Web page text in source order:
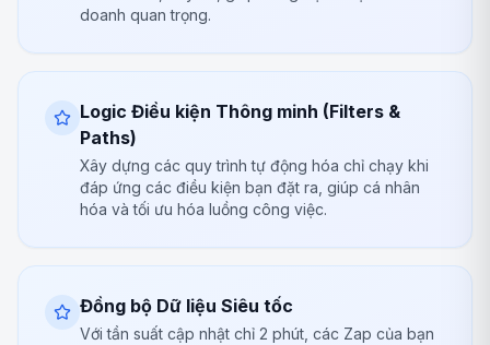
doanh quan trọng.
Logic Điều kiện Thông minh (Filters &
Paths)
Xây dựng các quy trình tự động hóa chỉ chạy khi
đáp ứng các điều kiện bạn đặt ra, giúp cá nhân
hóa và tối ưu hóa luồng công việc.
Đồng bộ Dữ liệu Siêu tốc
Với tần suất cập nhật chỉ 2 phút, các Zap của bạn